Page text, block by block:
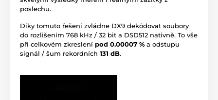
poslechu.
Díky tomuto řešení zvládne DX9 dekódovat soubory
do rozlišením 768 kHz / 32 bit a DSD512 nativně. To vše
při celkovém zkreslení pod 0.00007 % a odstupu
signál / šum rekordních 131 dB.